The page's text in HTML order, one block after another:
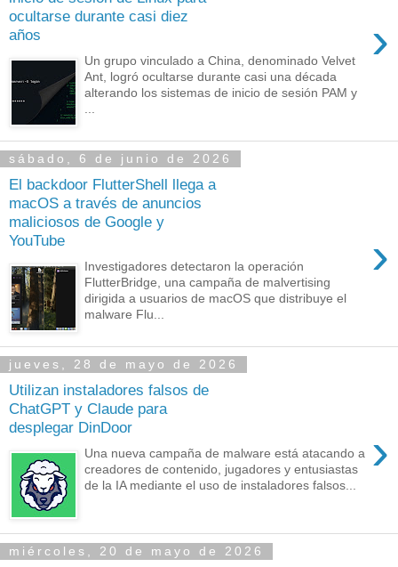
ocultarse durante casi diez
años
›
Un grupo vinculado a China, denominado Velvet
Ant, logró ocultarse durante casi una década
alterando los sistemas de inicio de sesión PAM y
sábado, 6 de junio de 2026
El backdoor FlutterShell llega a
macOS a través de anuncios
maliciosos de Google y
YouTube
›
Investigadores detectaron la operación
FlutterBridge, una campaña de malvertising
dirigida a usuarios de macOS que distribuye el
malware Flu...
jueves, 28 de mayo de 2026
Utilizan instaladores falsos de
ChatGPT y Claude para
desplegar DinDoor
›
Una nueva campaña de malware está atacando a
creadores de contenido, jugadores y entusiastas
de la IA mediante el uso de instaladores falsos...
miércoles, 20 de mayo de 2026